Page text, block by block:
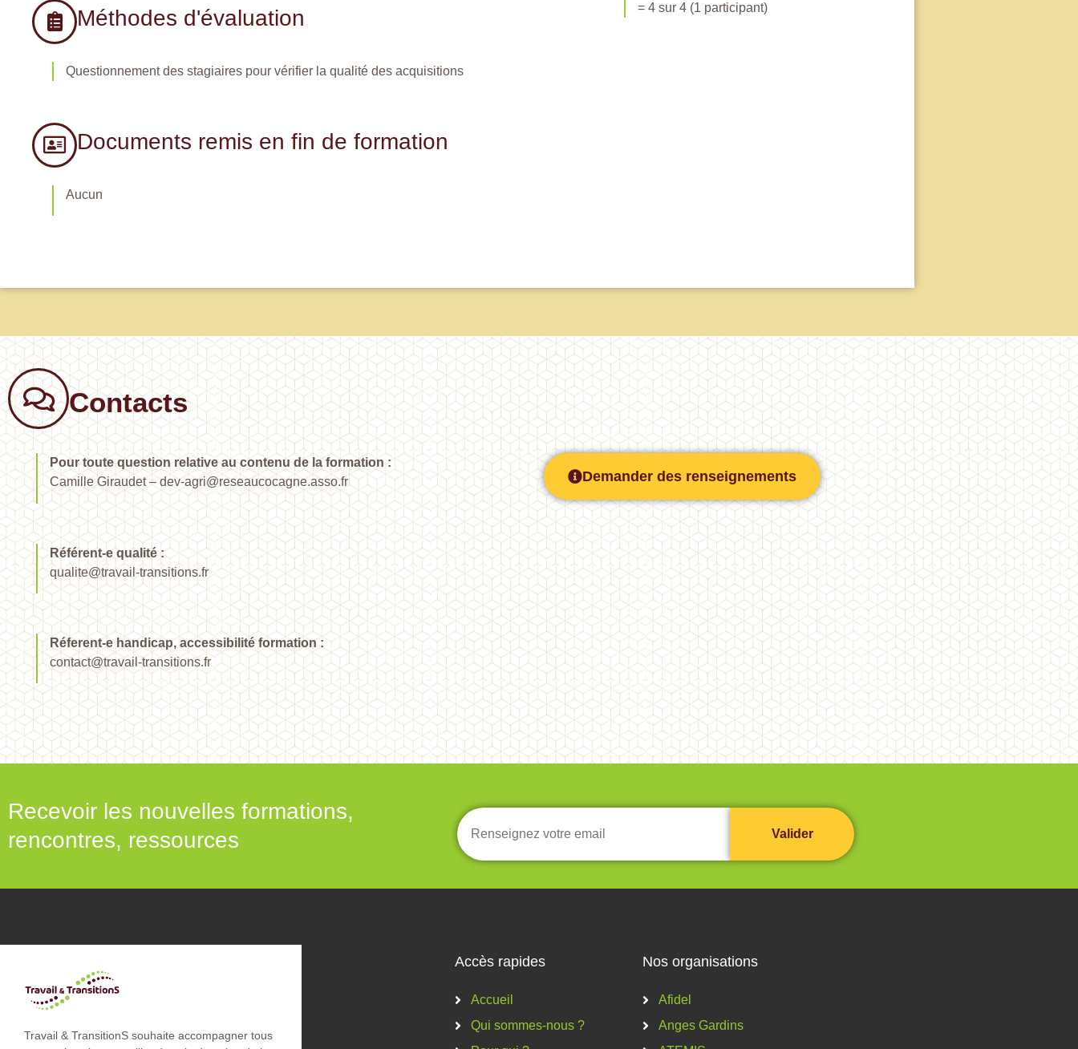
Méthodes d'évaluation
Questionnement des stagiaires pour vérifier la qualité des acquisitions
Documents remis en fin de formation
Aucun
= 4 sur 4 (1 participant)
Contacts
Pour toute question relative au contenu de la formation :
Camille Giraudet – dev-agri@reseaucocagne.asso.fr
Référent-e qualité :
qualite@travail-transitions.fr
Réferent-e handicap, accessibilité formation :
contact@travail-transitions.fr
Demander des renseignements
Recevoir les nouvelles formations,
rencontres, ressources
Travail & TransitionS souhaite accompagner tous
Accès rapides
Accueil
Qui sommes-nous ?
Nos organisations
Afidel
Anges Gardins